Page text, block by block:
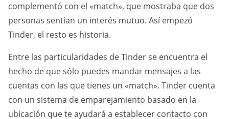
complementó con el «match», que mostraba que dos
personas sentían un interés mutuo. Así empezó
Tinder, el resto es historia.
Entre las particularidades de Tinder se encuentra el
hecho de que sólo puedes mandar mensajes a las
cuentas con las que tienes un «match». Tinder cuenta
con un sistema de emparejamiento basado en la
ubicación que te ayudará a establecer contacto con